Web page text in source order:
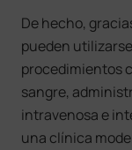
De hecho,
pueden
procedimientos
sangre,
intravenosa e
una clínica